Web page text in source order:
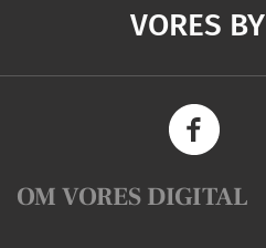
VORES BY
OM VORES DIGITAL